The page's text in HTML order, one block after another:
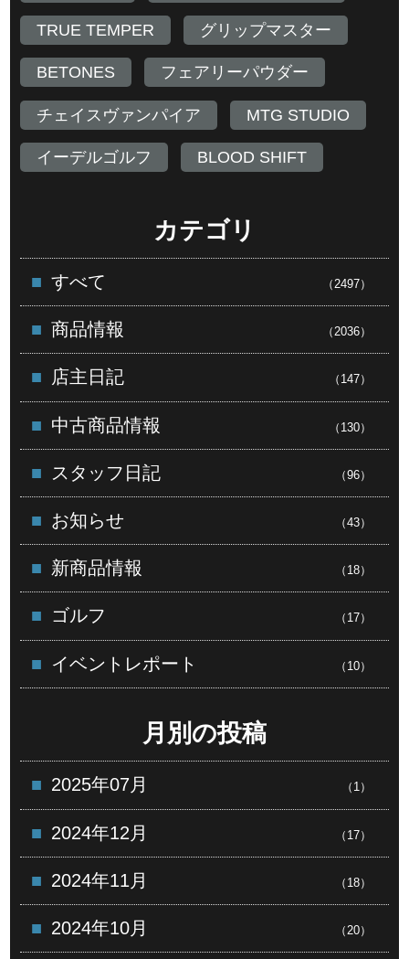
TRUE TEMPER グリップマスター
BETONES フェアリーパウダー
チェイスヴァンパイア MTG STUDIO
イーデルゴルフ BLOOD SHIFT
カテゴリ
すべて （2497）
商品情報 （2036）
店主日記 （147）
中古商品情報 （130）
スタッフ日記 （96）
お知らせ （43）
新商品情報 （18）
ゴルフ （17）
イベントレポート （10）
月別の投稿
2025年07月 （1）
2024年12月 （17）
2024年11月 （18）
2024年10月 （20）